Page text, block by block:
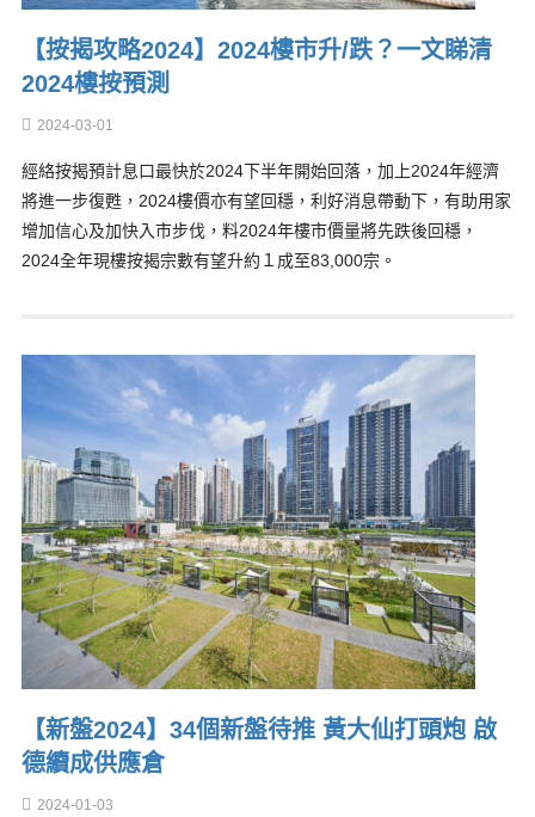
【按揭攻略2024】2024樓市升/跌？一文睇清
2024樓按預測
2024-03-01
經絡按揭預計息口最快於2024下半年開始回落，加上2024年經濟
將進一步復甦，2024樓價亦有望回穩，利好消息帶動下，有助用家
增加信心及加快入市步伐，料2024年樓市價量將先跌後回穩，
2024全年現樓按揭宗數有望升約１成至83,000宗。
【新盤2024】34個新盤待推 黃大仙打頭炮 啟
德續成供應倉
2024-01-03